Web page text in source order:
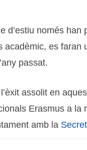
només han
acadèmic, es faran
passat.
assolit en
Erasmus a
amb la